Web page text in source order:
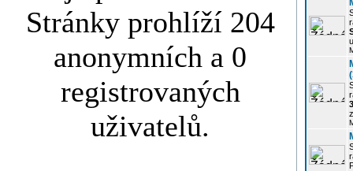
Stránky prohlíží 204
anonymních a 0
registrovaných
uživatelů.